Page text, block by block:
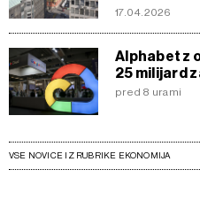
17.04.2026
Alphabet z
25 milijard
pred 8 urami
VSE NOVICE IZ RUBRIKE EKONOMIJA